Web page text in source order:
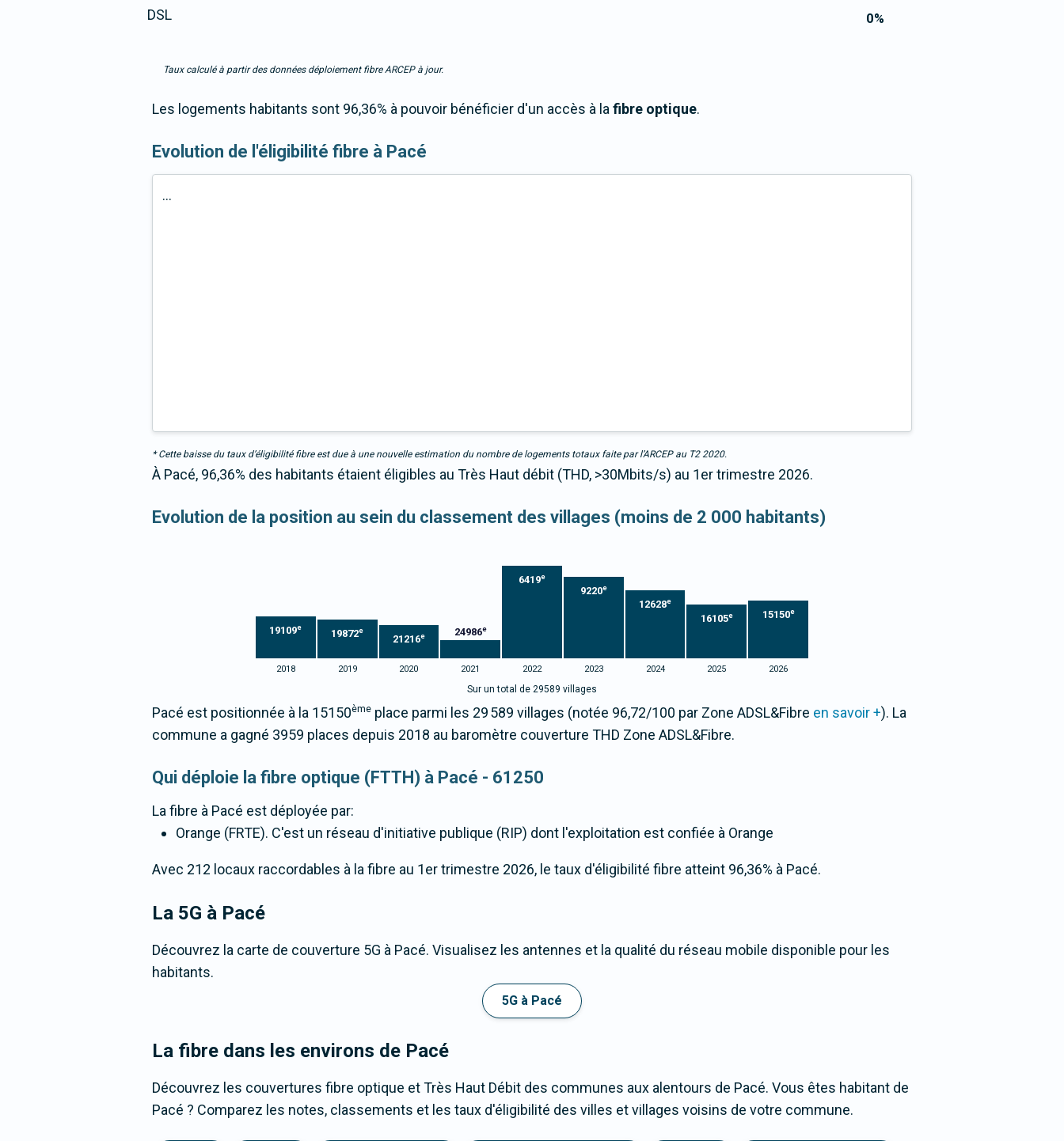
0%
DSL
Taux calculé à partir des données déploiement fibre ARCEP à jour.
Les logements habitants sont 96,36% à pouvoir bénéficier d'un accès à lafibre optique.
Evolution de l'éligibilité fibre à Pacé
...
* Cette baisse du taux d’éligibilité fibre est due à une nouvelle estimation du nombre de logements totaux faite par l’ARCEP au T2 2020.
À Pacé, 96,36% des habitants étaient éligibles au Très Haut débit (THD, >30Mbits/s) au 1er trimestre 2026.
Evolution de la position au sein du classement des villages (moins de 2 000 habitants)
19109e
19872e
21216e 24986e
6419e
9220e
12628e
16105e 15150e
2018 2019 2020 2021 2022 2023 2024 2025 2026
Sur un total de 29589 villages
Pacé est positionnée à la 15150ème place parmi les 29 589 villages (notée 96,72/100 par Zone ADSL&Fibre en savoir +). La
commune a gagné 3959 places depuis 2018 au baromètre couverture THD Zone ADSL&Fibre.
Qui déploie la fibre optique (FTTH) à Pacé - 61250
La fibre à Pacé est déployée par:
Orange (FRTE). C'est un réseau d'initiative publique (RIP) dont l'exploitation est confiée à Orange
Avec 212 locaux raccordables à la fibre au 1er trimestre 2026, le taux d'éligibilité fibre atteint 96,36% à Pacé.
La 5G à Pacé
Découvrez la carte de couverture 5G à Pacé. Visualisez les antennes et la qualité du réseau mobile disponible pour les
habitants.
5G à Pacé
La fibre dans les environs de Pacé
Découvrez les couvertures fibre optique et Très Haut Débit des communes aux alentours de Pacé. Vous êtes habitant de
Pacé ? Comparez les notes, classements et les taux d'éligibilité des villes et villages voisins de votre commune.